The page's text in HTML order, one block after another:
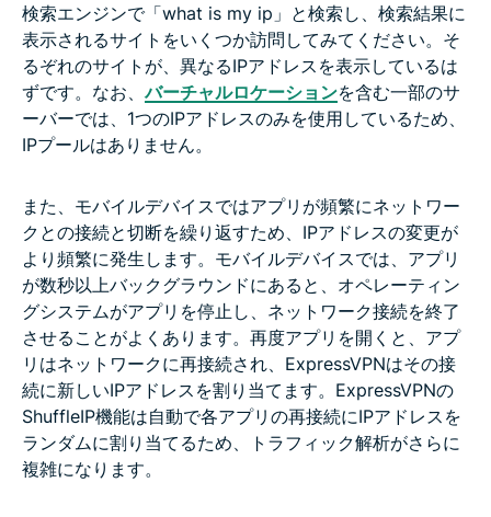
検索エンジンで「what is my ip」と検索し、検索結果に
表示されるサイトをいくつか訪問してみてください。そ
るぞれのサイトが、異なるIPアドレスを表示しているは
ずです。なお、バーチャルロケーションを含む一部のサ
ーバーでは、1つのIPアドレスのみを使用しているため、
IPプールはありません。
また、モバイルデバイスではアプリが頻繁にネットワー
クとの接続と切断を繰り返すため、IPアドレスの変更が
より頻繁に発生します。モバイルデバイスでは、アプリ
が数秒以上バックグラウンドにあると、オペレーティン
グシステムがアプリを停止し、ネットワーク接続を終了
させることがよくあります。再度アプリを開くと、アプ
リはネットワークに再接続され、ExpressVPNはその接
続に新しいIPアドレスを割り当てます。ExpressVPNの
ShuffleIP機能は自動で各アプリの再接続にIPアドレスを
ランダムに割り当てるため、トラフィック解析がさらに
複雑になります。